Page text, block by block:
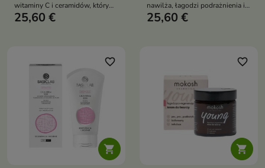
witaminy C i ceramidów, który
rozświetla skórę, wyrównuje
25,60 €
nawilża, łagodzi podrażnienia i
wspiera regenerację skóry,
25,60 €

favorite_border

favorite_border